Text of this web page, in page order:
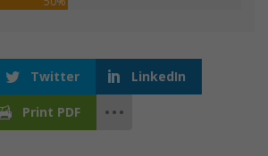
Twitter LinkedIn
Print PDF